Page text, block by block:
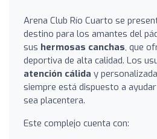
Arena Club Río Cuarto se
destino para los amantes del
sus hermosas canchas, que
deportiva de alta calidad. Los
atención cálida y
siempre está dispuesto a
sea placentera.
Este complejo cuenta con: